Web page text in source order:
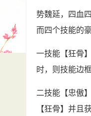
势魏延，四血
而四个技能的
一技能【狂骨
时，则技能边
二技能【忠傲
【狂骨】并且